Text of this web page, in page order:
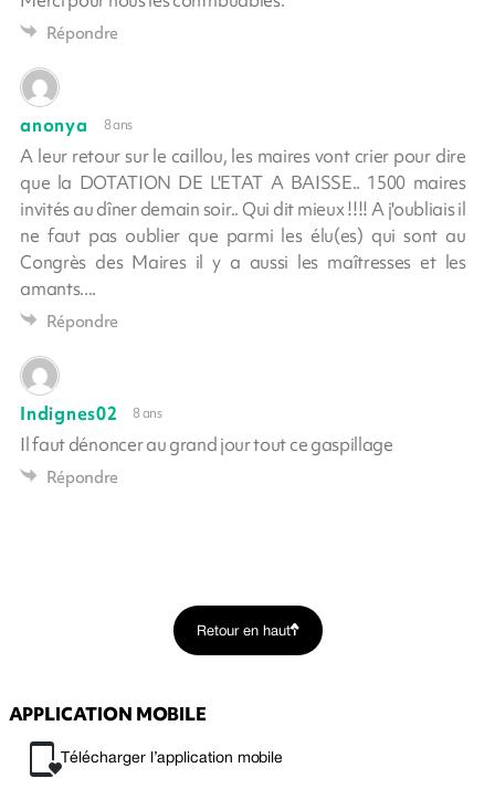
Répondre
anonya 8 ans
A leur retour sur le caillou, les maires vont crier pour dire
que la DOTATION DE L'ETAT A BAISSE.. 1500 maires
invités au dîner demain soir.. Qui dit mieux !!!! A j'oubliais il
ne faut pas oublier que parmi les élu(es) qui sont au
Congrès des Maires il y a aussi les maîtresses et les
amants....
Répondre
Indignes02 8 ans
Il faut dénoncer au grand jour tout ce gaspillage
Répondre
Retour en haut
APPLICATION MOBILE
Télécharger l’application mobile